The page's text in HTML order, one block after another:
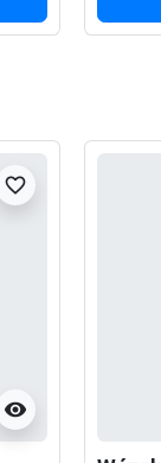
visibility
favorite_border